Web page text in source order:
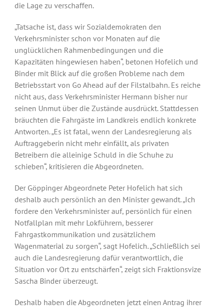
die Lage zu verschaffen.
„Tatsache ist, dass wir Sozialdemokraten den
Verkehrsminister schon vor Monaten auf die
unglücklichen Rahmenbedingungen und die
Kapazitäten hingewiesen haben“, betonen Hofelich und
Binder mit Blick auf die großen Probleme nach dem
Betriebsstart von Go Ahead auf der Filstalbahn. Es reiche
nicht aus, dass Verkehrsminister Hermann bisher nur
seinen Unmut über die Zustände ausdrückt. Stattdessen
bräuchten die Fahrgäste im Landkreis endlich konkrete
Antworten. „Es ist fatal, wenn der Landesregierung als
Auftraggeberin nicht mehr einfällt, als privaten
Betreibern die alleinige Schuld in die Schuhe zu
schieben“, kritisieren die Abgeordneten.
Der Göppinger Abgeordnete Peter Hofelich hat sich
deshalb auch persönlich an den Minister gewandt. „Ich
fordere den Verkehrsminister auf, persönlich für einen
Notfallplan mit mehr Lokführern, besserer
Fahrgastkommunikation und zusätzlichem
Wagenmaterial zu sorgen“, sagt Hofelich. „Schließlich sei
auch die Landesregierung dafür verantwortlich, die
Situation vor Ort zu entschärfen“, zeigt sich Fraktionsvize
Sascha Binder überzeugt.
Deshalb haben die Abgeordneten jetzt einen Antrag ihrer